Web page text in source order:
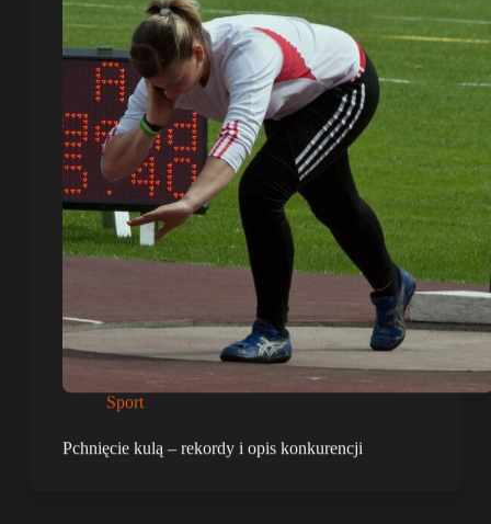
Sport
Pchnięcie kulą – rekordy i opis konkurencji